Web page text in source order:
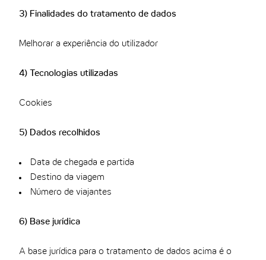
3) Finalidades do tratamento de dados
Melhorar a experiência do utilizador
4) Tecnologias utilizadas
Cookies
5) Dados recolhidos
Data de chegada e partida
Destino da viagem
Número de viajantes
6) Base jurídica
A base jurídica para o tratamento de dados acima é o